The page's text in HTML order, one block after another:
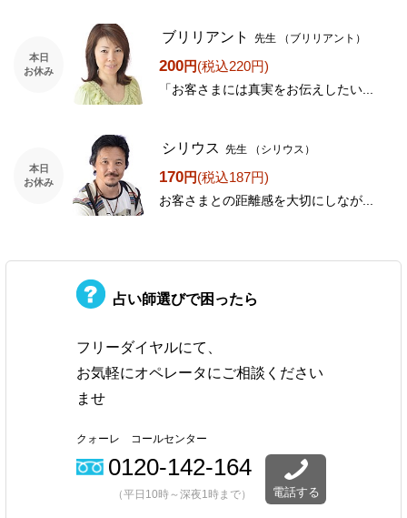
本日
お休み
ブリリアント 先生 （ブリリアント）
200円(税込220円)
「お客さまには真実をお伝えしたい...
本日
お休み
シリウス 先生 （シリウス）
170円(税込187円)
お客さまとの距離感を大切にしなが...
占い師選びで困ったら
フリーダイヤルにて、
お気軽にオペレータにご相談ください
ませ
クォーレ コールセンター
0120-142-164
（平日10時～深夜1時まで） 電話する